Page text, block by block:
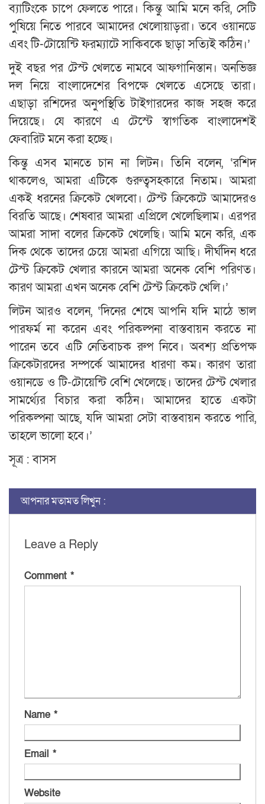
ব্যাটিংকে চাপে ফেলতে পারে। কিন্তু আমি মনে করি, সেটি
পুষিয়ে নিতে পারবে আমাদের খেলোয়াড়রা। তবে ওয়ানডে
এবং টি-টোয়েন্টি ফরম্যাটে সাকিবকে ছাড়া সত্যিই কঠিন।’
দুই বছর পর টেস্ট খেলতে নামবে আফগানিস্তান। অনভিজ্ঞ
দল নিয়ে বাংলাদেশের বিপক্ষে খেলতে এসেছে তারা।
এছাড়া রশিদের অনুপস্থিতি টাইগারদের কাজ সহজ করে
দিয়েছে। যে কারণে এ টেস্টে স্বাগতিক বাংলাদেশই
ফেবারিট মনে করা হচ্ছে।
কিন্তু এসব মানতে চান না লিটন। তিনি বলেন, ‘রশিদ
থাকলেও, আমরা এটিকে গুরুত্বসহকারে নিতাম। আমরা
একই ধরনের ক্রিকেট খেলবো। টেস্ট ক্রিকেটে আমাদেরও
বিরতি আছে। শেষবার আমরা এপ্রিলে খেলেছিলাম। এরপর
আমরা সাদা বলের ক্রিকেট খেলেছি। আমি মনে করি, এক
দিক থেকে তাদের চেয়ে আমরা এগিয়ে আছি। দীর্ঘদিন ধরে
টেস্ট ক্রিকেট খেলার কারনে আমরা অনেক বেশি পরিণত।
কারণ আমরা এখন অনেক বেশি টেস্ট ক্রিকেট খেলি।’
লিটন আরও বলেন, ‘দিনের শেষে আপনি যদি মাঠে ভাল
পারফর্ম না করেন এবং পরিকল্পনা বাস্তবায়ন করতে না
পারেন তবে এটি নেতিবাচক রুপ নিবে। অবশ্য প্রতিপক্ষ
ক্রিকেটারদের সম্পর্কে আমাদের ধারণা কম। কারণ তারা
ওয়ানডে ও টি-টোয়েন্টি বেশি খেলেছে। তাদের টেস্ট খেলার
সামর্থ্যের বিচার করা কঠিন। আমাদের হাতে একটা
পরিকল্পনা আছে, যদি আমরা সেটা বাস্তবায়ন করতে পারি,
তাহলে ভালো হবে।’
সূত্র : বাসস
আপনার মতামত লিখুন :
Leave a Reply
Comment *
Name *
Email *
Website